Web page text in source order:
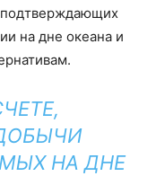
подтверждающих
на дне океана и
НА ДНЕ